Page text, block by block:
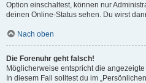
Option einschaltest, können nur
deinen Online-Status sehen. Du wirst
Nach oben
Die Forenuhr geht falsch!
Möglicherweise entspricht die
In diesem Fall solltest du im